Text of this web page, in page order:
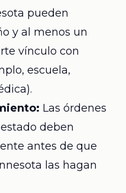
pueden
y al menos un
vínculo con
escuela,
Las órdenes
deben
antes de que
las hagan